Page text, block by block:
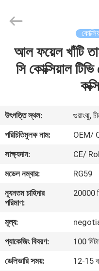
বাড়ি
ভিডিও
সম্পর্কে
কারখানা
মান
নিয়ন্ত্রণ
Industry
Reserved.আল ফয়েল খাঁটি
সি কোক্সিয়াল
উৎপত্তি স্থল:
গুয়াংঝু,
পরিচিতিমুলক নাম:
OEM/
সাক্ষ্যদান:
CE/
মডেল নম্বার:
RG59
ন্যূনতম চাহিদার
পরিমাণ:
20000
মূল্য:
প্যাকেজিং বিবরণ:
100
ডেলিভারি সময়:
12-15